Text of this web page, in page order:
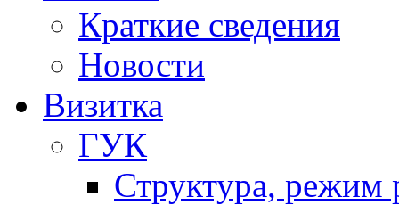
Краткие сведения
Новости
Визитка
ГУК
Структура, режим